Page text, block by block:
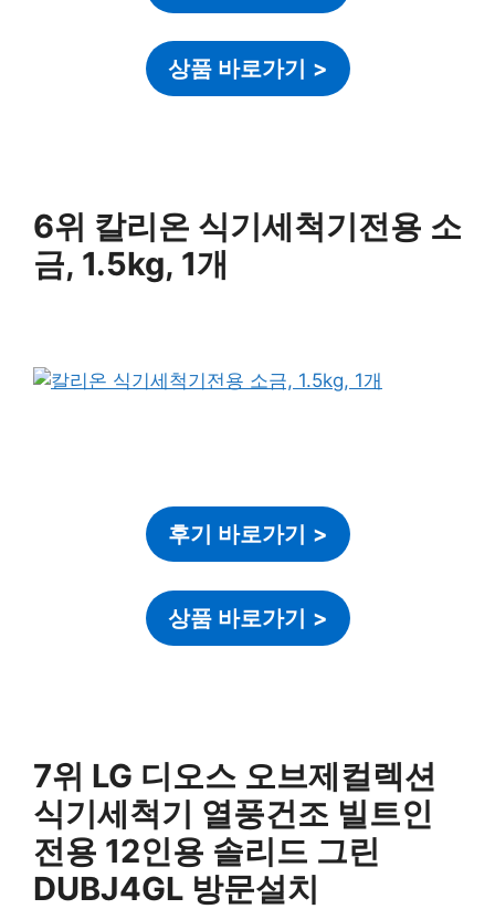
상품 바로가기 >
6위 칼리온 식기세척기전용 소
금, 1.5kg, 1개
후기 바로가기 >
상품 바로가기 >
7위 LG 디오스 오브제컬렉션
식기세척기 열풍건조 빌트인
전용 12인용 솔리드 그린
DUBJ4GL 방문설치